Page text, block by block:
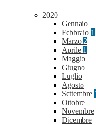
2020
Gennaio
Febbraio 1
Marzo 2
Aprile 1
Maggio
Giugno
Luglio
Agosto
Settembre 1
Ottobre
Novembre
Dicembre